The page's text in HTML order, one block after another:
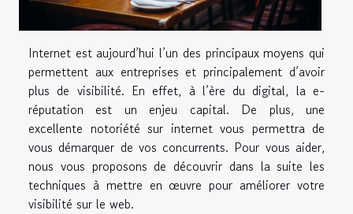
Internet est aujourd’hui l’un des principaux moyens qui
permettent aux entreprises et principalement d’avoir
plus de visibilité. En effet, à l’ère du digital, la e-
réputation est un enjeu capital. De plus, une
excellente notoriété sur internet vous permettra de
vous démarquer de vos concurrents. Pour vous aider,
nous vous proposons de découvrir dans la suite les
techniques à mettre en œuvre pour améliorer votre
visibilité sur le web.